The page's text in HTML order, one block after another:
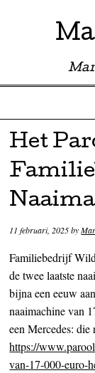
Skip to content
Het
11 februari, 2025by
Familiebedrijf
de twee laatste
bijna een eeuw
naaimachine van
een Mercedes:
https://
van-17-000-euro-